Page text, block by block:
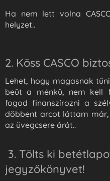
Ha nem lett volna
helyzet..
2. Köss CASCO
Lehet, hogy magasnak
beüt a ménkü, nem kell
fogod finanszírozni a
döbbent arcot láttam
az üvegcsere árát..
3. Tölts ki
jegyzőkönyvet!